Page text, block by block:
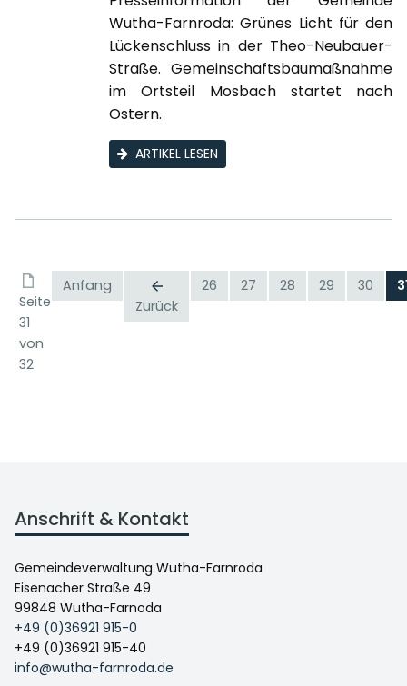
Wutha-Farnroda: Grünes Licht für den
Lückenschluss in der Theo-Neubauer-
Straße. Gemeinschaftsbaumaßnahme
im Ortsteil Mosbach startet nach
Ostern.
ARTIKEL LESEN
Seite
31
von
32
Anfang
Zurück
26 27 28 29 30
Anschrift & Kontakt
Gemeindeverwaltung Wutha-Farnroda
Eisenacher Straße 49
99848 Wutha-Farnoda
+49 (0)36921 915-0
+49 (0)36921 915-40
info@wutha-farnroda.de